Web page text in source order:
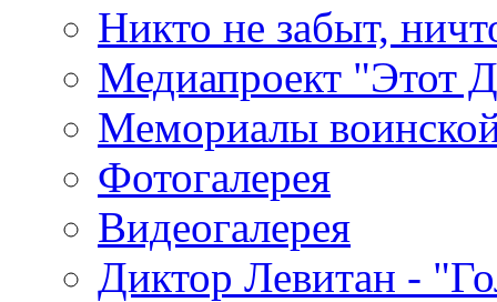
Никто не забыт,
Медиапроект "Этот
Мемориалы
Фотогалерея
Видеогалерея
Диктор Левитан -